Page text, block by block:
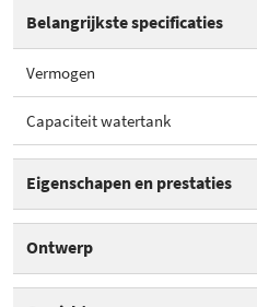
Belangrijkste specificaties
Vermogen
Capaciteit watertank
Eigenschapen en prestaties
Automatische uitschakeling
Ontwerp